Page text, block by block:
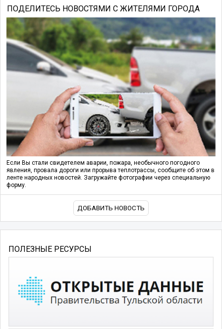
ПОДЕЛИТЕСЬ НОВОСТЯМИ С ЖИТЕЛЯМИ ГОРОДА
Если Вы стали свидетелем аварии, пожара, необычного погодного
явления, провала дороги или прорыва теплотрассы, сообщите об этом в
ленте народных новостей. Загружайте фотографии через специальную
форму.
ДОБАВИТЬ НОВОСТЬ
ПОЛЕЗНЫЕ РЕСУРСЫ